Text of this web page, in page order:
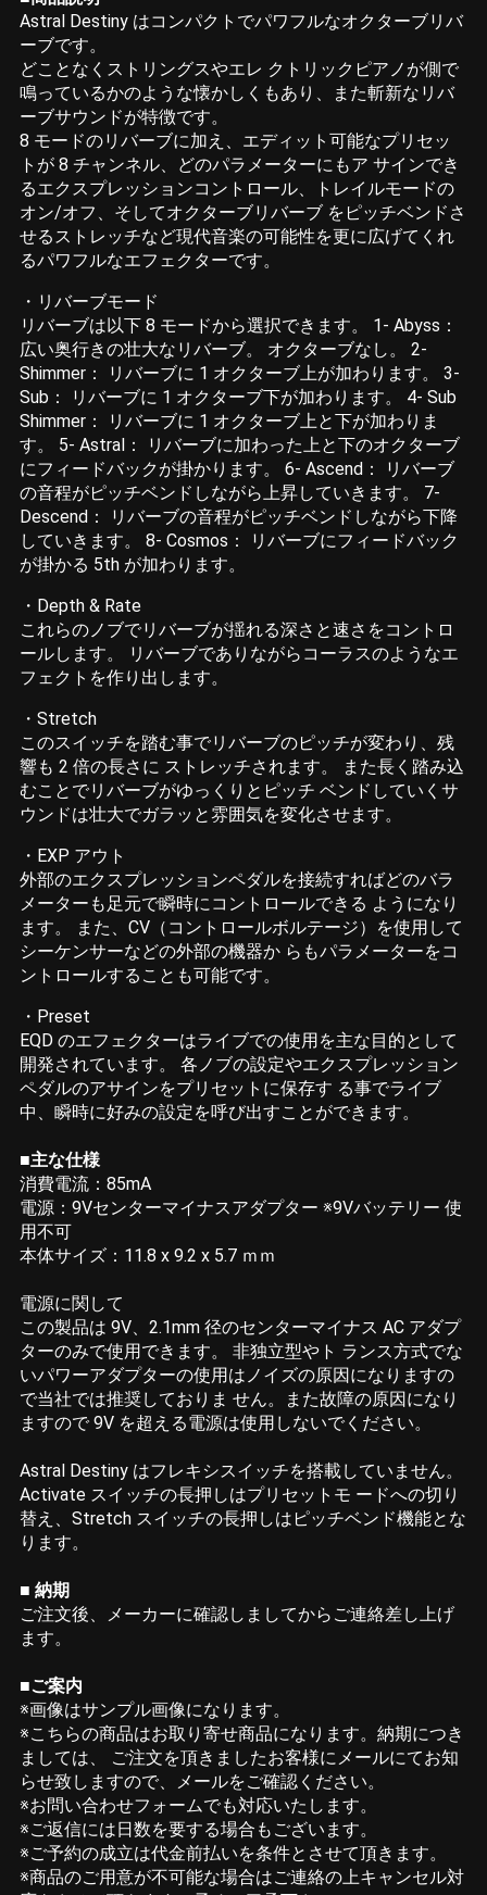
Astral Destiny はコンパクトでパワフルなオクターブリバ
ーブです。
どことなくストリングスやエレ クトリックピアノが側で
鳴っているかのような懐かしくもあり、また斬新なリバ
ーブサウンドが特徴です。
8 モードのリバーブに加え、エディット可能なプリセッ
トが 8 チャンネル、どのパラメーターにもア サインでき
るエクスプレッションコントロール、トレイルモードの
オン/オフ、そしてオクターブリバーブ をピッチベンドさ
せるストレッチなど現代音楽の可能性を更に広げてくれ
るパワフルなエフェクターです。
・リバーブモード
リバーブは以下 8 モードから選択できます。 1- Abyss：
広い奥行きの壮大なリバーブ。 オクターブなし。 2-
Shimmer： リバーブに 1 オクターブ上が加わります。 3-
Sub： リバーブに 1 オクターブ下が加わります。 4- Sub
Shimmer： リバーブに 1 オクターブ上と下が加わりま
す。 5- Astral： リバーブに加わった上と下のオクターブ
にフィードバックが掛かります。 6- Ascend： リバーブ
の音程がピッチベンドしながら上昇していきます。 7-
Descend： リバーブの音程がピッチベンドしながら下降
していきます。 8- Cosmos： リバーブにフィードバック
が掛かる 5th が加わります。
・Depth & Rate
これらのノブでリバーブが揺れる深さと速さをコントロ
ールします。 リバーブでありながらコーラスのようなエ
フェクトを作り出します。
・Stretch
このスイッチを踏む事でリバーブのピッチが変わり、残
響も 2 倍の長さに ストレッチされます。 また長く踏み込
むことでリバーブがゆっくりとピッチ ベンドしていくサ
ウンドは壮大でガラッと雰囲気を変化させます。
・EXP アウト
外部のエクスプレッションペダルを接続すればどのバラ
メーターも足元で瞬時にコントロールできる ようになり
ます。 また、CV（コントロールボルテージ）を使用して
シーケンサーなどの外部の機器か らもパラメーターをコ
ントロールすることも可能です。
・Preset
EQD のエフェクターはライブでの使用を主な目的として
開発されています。 各ノブの設定やエクスプレッション
ペダルのアサインをプリセットに保存す る事でライブ
中、瞬時に好みの設定を呼び出すことができます。
■主な仕様
消費電流：85mA
電源：9Vセンターマイナスアダプター ※9Vバッテリー 使
用不可
本体サイズ：11.8 x 9.2 x 5.7 ｍｍ
電源に関して
この製品は 9V、2.1mm 径のセンターマイナス AC アダプ
ターのみで使用できます。 非独立型やト ランス方式でな
いパワーアダプターの使用はノイズの原因になりますの
で当社では推奨しておりま せん。また故障の原因になり
ますので 9V を超える電源は使用しないでください。
Astral Destiny はフレキシスイッチを搭載していません。
Activate スイッチの長押しはプリセットモ ードへの切り
替え、Stretch スイッチの長押しはピッチベンド機能とな
ります。
■ 納期
ご注文後、メーカーに確認しましてからご連絡差し上げ
ます。
■ご案内
※画像はサンプル画像になります。
※こちらの商品はお取り寄せ商品になります。納期につき
ましては、 ご注文を頂きましたお客様にメールにてお知
らせ致しますので、メールをご確認ください。
※お問い合わせフォームでも対応いたします。
※ご返信には日数を要する場合もございます。
※ご予約の成立は代金前払いを条件とさせて頂きます。
※商品のご用意が不可能な場合はご連絡の上キャンセル対